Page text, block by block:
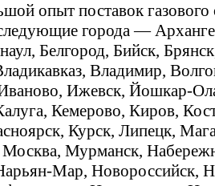
опыт поставок газового
города —
Белгород, Бийск,
Владимир,
Ижевск, Йошкар-
Кемерово, Киров,
Курск, Липецк,
Москва, Мурманск,
Мар, Новороссийск,